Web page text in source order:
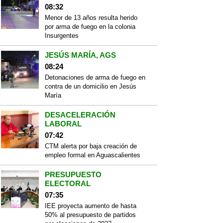
08:32
Menor de 13 años resulta herido
por arma de fuego en la colonia
Insurgentes
JESÚS MARÍA, AGS
08:24
Detonaciones de arma de fuego en
contra de un domicilio en Jesús
María
DESACELERACIÓN
LABORAL
07:42
CTM alerta por baja creación de
empleo formal en Aguascalientes
PRESUPUESTO
ELECTORAL
07:35
IEE proyecta aumento de hasta
50% al presupuesto de partidos